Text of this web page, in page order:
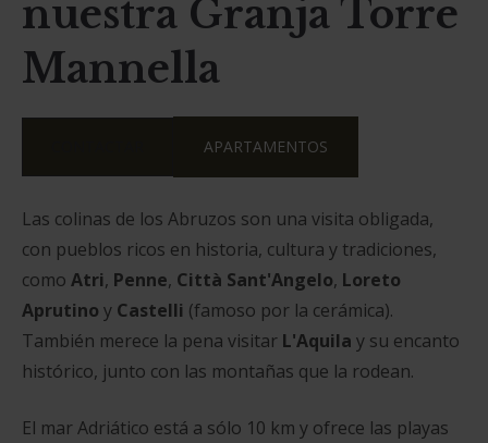
nuestra Granja Torre
Mannella
APARTAMENTOS
Las colinas de los Abruzos son una visita obligada,
con pueblos ricos en historia, cultura y tradiciones,
como Atri, Penne, Città Sant'Angelo, Loreto
Aprutino y Castelli (famoso por la cerámica).
También merece la pena visitar L'Aquila y su encanto
histórico, junto con las montañas que la rodean.
El mar Adriático está a sólo 10 km y ofrece las playas